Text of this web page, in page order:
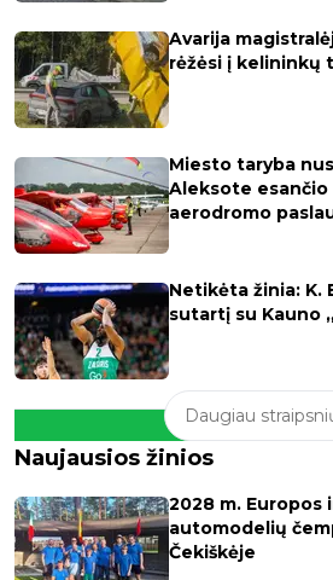
Avarija
rėžėsi į kelininkų
Miesto taryba
Aleksote
aerodromo
Netikėta žinia: K.
sutartį su Kauno
Daugiau
Naujausios žinios
2028 m. Europos
automodelių
Čekiškėje